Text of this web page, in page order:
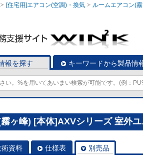
[住宅用]エアコン(空調)・換気 ルームエアコン(
報を探す キーワードから製品情
ヶ峰) [本体]AXVシリーズ 室外
術資料 仕様表 別売品